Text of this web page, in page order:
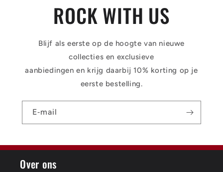
ROCK WITH US
Blijf als eerste op de hoogte van nieuwe
collecties en exclusieve
aanbiedingen en krijg daarbij 10% korting op je
eerste bestelling.
E‑mail
Over ons